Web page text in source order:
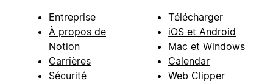
Entreprise
À propos de
Notion
Carrières
Sécurité
Télécharger
iOS et Android
Mac et Windows
Calendar
Web Clipper